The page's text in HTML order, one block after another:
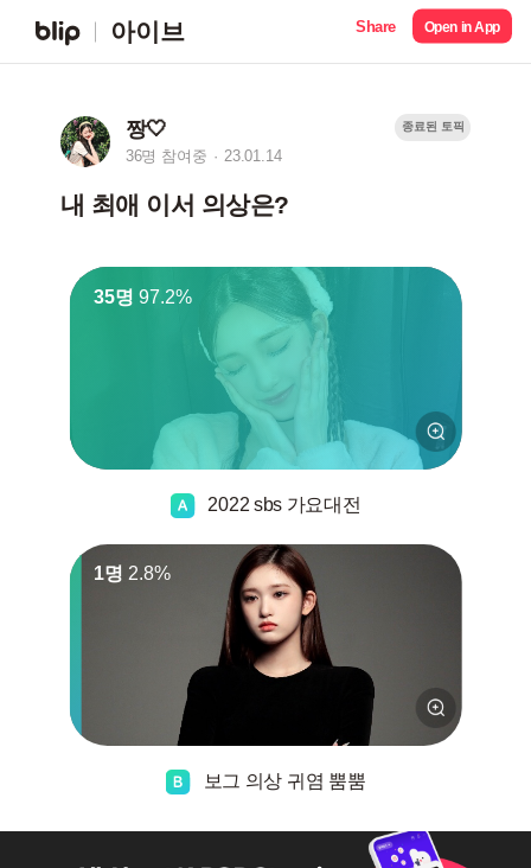
아이브 Share Open in App
짱🤍
36명 참여중 23.01.14
종료된 토픽
내 최애 이서 의상은?
35명 97.2%
2022 sbs 가요대전
1명 2.8%
보그 의상 귀염 뿜뿜